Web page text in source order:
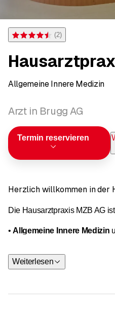
Bewertung 4,5 von 5 Sternen bei 2
(2)
Allgemeine Innere Medizin
Arzt in Brugg AG
Termin reservieren
Herzlich willkommen in der
Die Hausarztpraxis MZB AG
•Allgemeine Innere Medizin
Inhaber unserer
Weiterlesen